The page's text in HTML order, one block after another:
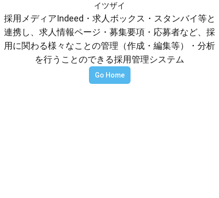
イツザイ
採用メディアIndeed・求人ボックス・スタンバイ等と
連携し、求人情報ページ・募集要項・応募者など、採
用に関わる様々なことの管理（作成・編集等）・分析
を行うことのできる採用管理システム
Go Home